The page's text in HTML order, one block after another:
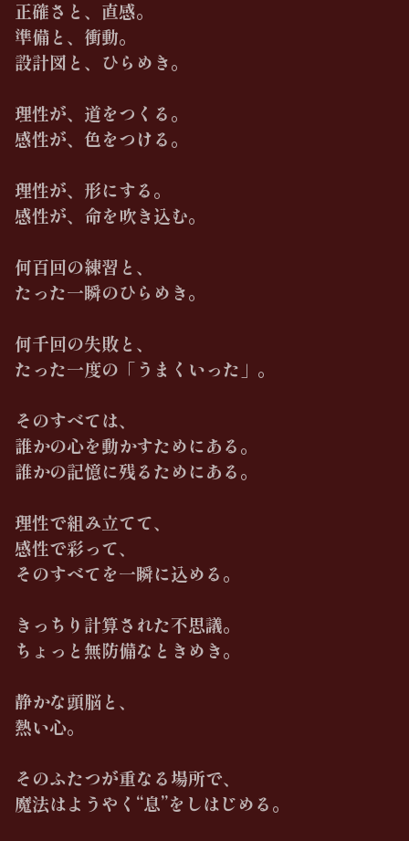
正確さと、直感。
準備と、衝動。
設計図と、ひらめき。
理性が、道をつくる。
感性が、色をつける。
理性が、形にする。
感性が、命を吹き込む。
何百回の練習と、
たった一瞬のひらめき。
何千回の失敗と、
たった一度の「うまくいった」。
そのすべては、
誰かの心を動かすためにある。
誰かの記憶に残るためにある。
理性で組み立てて、
感性で彩って、
そのすべてを一瞬に込める。
きっちり計算された不思議。
ちょっと無防備なときめき。
静かな頭脳と、
熱い心。
そのふたつが重なる場所で、
魔法はようやく“息”をしはじめる。